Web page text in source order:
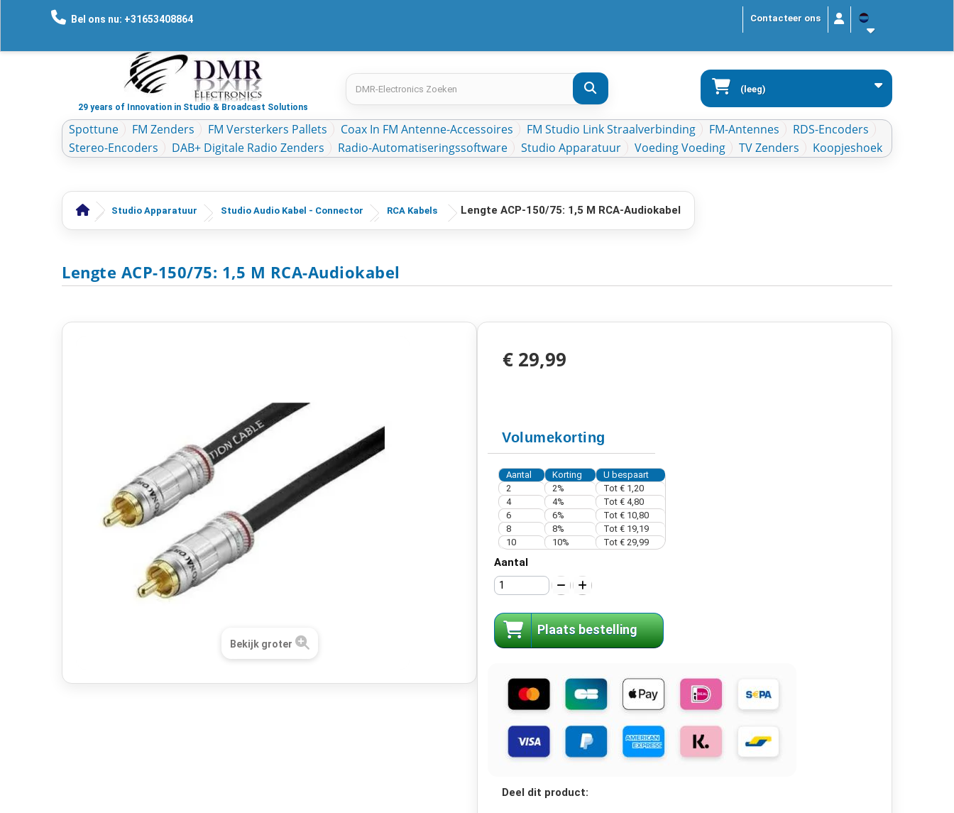
Contacteer ons
Bel ons nu: +31653408864
29 years of Innovation in Studio & Broadcast Solutions
(leeg)
Spottune FM Zenders FM Versterkers Pallets Coax In FM Antenne-Accessoires FM Studio Link Straalverbinding FM-Antennes
RDS-Encoders
Stereo-Encoders
DAB+ Digitale Radio Zenders Radio-Automatiseringssoftware Studio Apparatuur Voeding Voeding TV Zenders Koopjeshoek
Studio Apparatuur Studio Audio Kabel - Connector RCA Kabels Lengte ACP-150/75: 1,5 M RCA-Audiokabel
Lengte ACP-150/75: 1,5 M RCA-Audiokabel
Bekijk groter
€ 29,99
Volumekorting
Aantal Korting
U bespaart
2
2% Tot € 1,20
4
4% Tot € 4,80
6
6% Tot € 10,80
8
8% Tot € 19,19
10
10% Tot € 29,99
Aantal
Plaats bestelling
Deel dit product: